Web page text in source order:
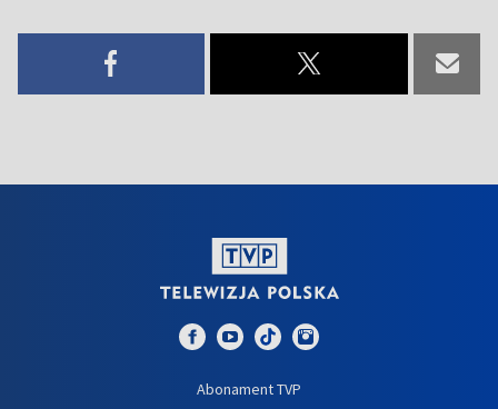
Abonament TVP